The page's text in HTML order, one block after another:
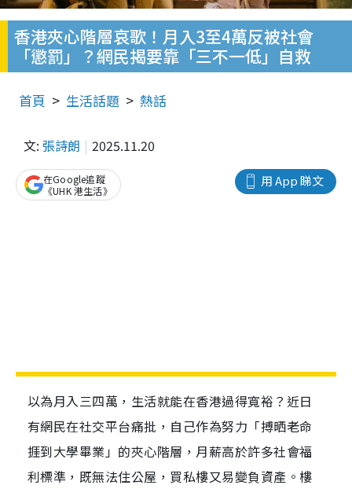
香港夾心階層哀歌！月入3至4萬反被社會
「懲罰」？網民揭要靠「三不一低」自救
首頁 生活話題 熱話
文: 張詩朗 2025.11.20
用 App 睇文
在Google追蹤
《UHK 港生活》
以為月入三四萬，生活就能在香港過得寬裕？近日
有網民在社交平台痛批，自己作為努力「搏晒老命
捱到大學畢業」的夾心階層，月薪高於許多社會福
利標準，既無法住公屋，買私樓又易變負資產。樓